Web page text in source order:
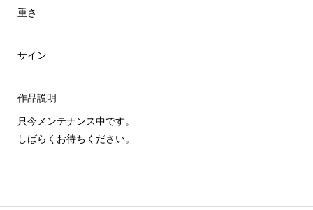
重さ
サイン
作品説明
只今メンテナンス中です。
しばらくお待ちください。